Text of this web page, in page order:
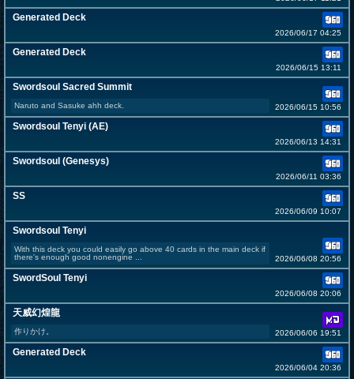
Generated Deck
2026/06/17 04:25
Generated Deck
2026/06/15 13:11
Swordsoul Sacred Summit
Naruto and Sasuke ahh deck. 2026/06/15 10:56
Swordsoul Tenyi (AE)
2026/06/13 14:31
Swordsoul (Genesys)
2026/06/11 03:36
SS
2026/06/09 10:07
Swordsoul Tenyi
With this deck you could easily go above 40 cards in the main deck if
there's enough good nonengine ...
2026/06/08 20:56
SwordSoul Tenyi
2026/06/08 20:06
天威幻煌龍
作りかけ。 2026/06/06 19:51
Generated Deck
2026/06/04 20:36